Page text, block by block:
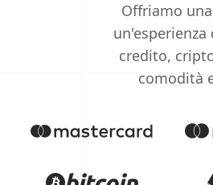
LinkedIn
Website
Kwai
Offriamo
credito,
comodità